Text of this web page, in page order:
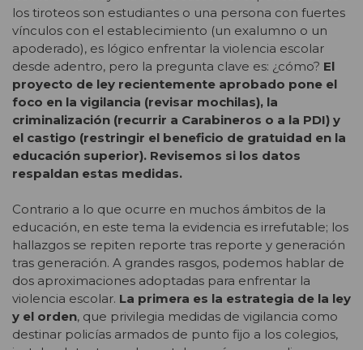
los tiroteos son estudiantes o una persona con fuertes
vínculos con el establecimiento (un exalumno o un
apoderado), es lógico enfrentar la violencia escolar
desde adentro, pero la pregunta clave es: ¿cómo? El
proyecto de ley recientemente aprobado pone el
foco en la vigilancia (revisar mochilas), la
criminalización (recurrir a Carabineros o a la PDI) y
el castigo (restringir el beneficio de gratuidad en la
educación superior). Revisemos si los datos
respaldan estas medidas.
Contrario a lo que ocurre en muchos ámbitos de la
educación, en este tema la evidencia es irrefutable; los
hallazgos se repiten reporte tras reporte y generación
tras generación. A grandes rasgos, podemos hablar de
dos aproximaciones adoptadas para enfrentar la
violencia escolar. La primera es la estrategia de la ley
y el orden, que privilegia medidas de vigilancia como
destinar policías armados de punto fijo a los colegios,